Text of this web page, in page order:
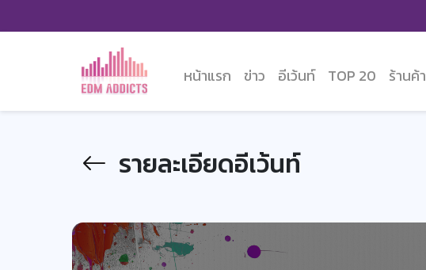
หน้าแรก ข่าว อีเว้นท์ TOP 20 ร้านค้า
รายละเอียดอีเว้นท์